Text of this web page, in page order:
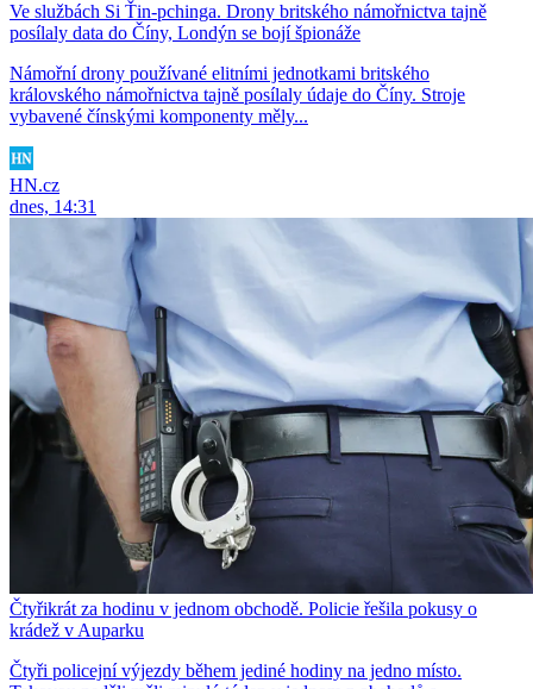
Ve službách Si Ťin-pchinga. Drony britského námořnictva tajně
posílaly data do Číny, Londýn se bojí špionáže
Námořní drony používané elitními jednotkami britského
královského námořnictva tajně posílaly údaje do Číny. Stroje
vybavené čínskými komponenty měly...
HN.cz
dnes, 14:31
Čtyřikrát za hodinu v jednom obchodě. Policie řešila pokusy o
krádež v Auparku
Čtyři policejní výjezdy během jediné hodiny na jedno místo.